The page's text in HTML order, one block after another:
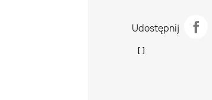
Udostępnij